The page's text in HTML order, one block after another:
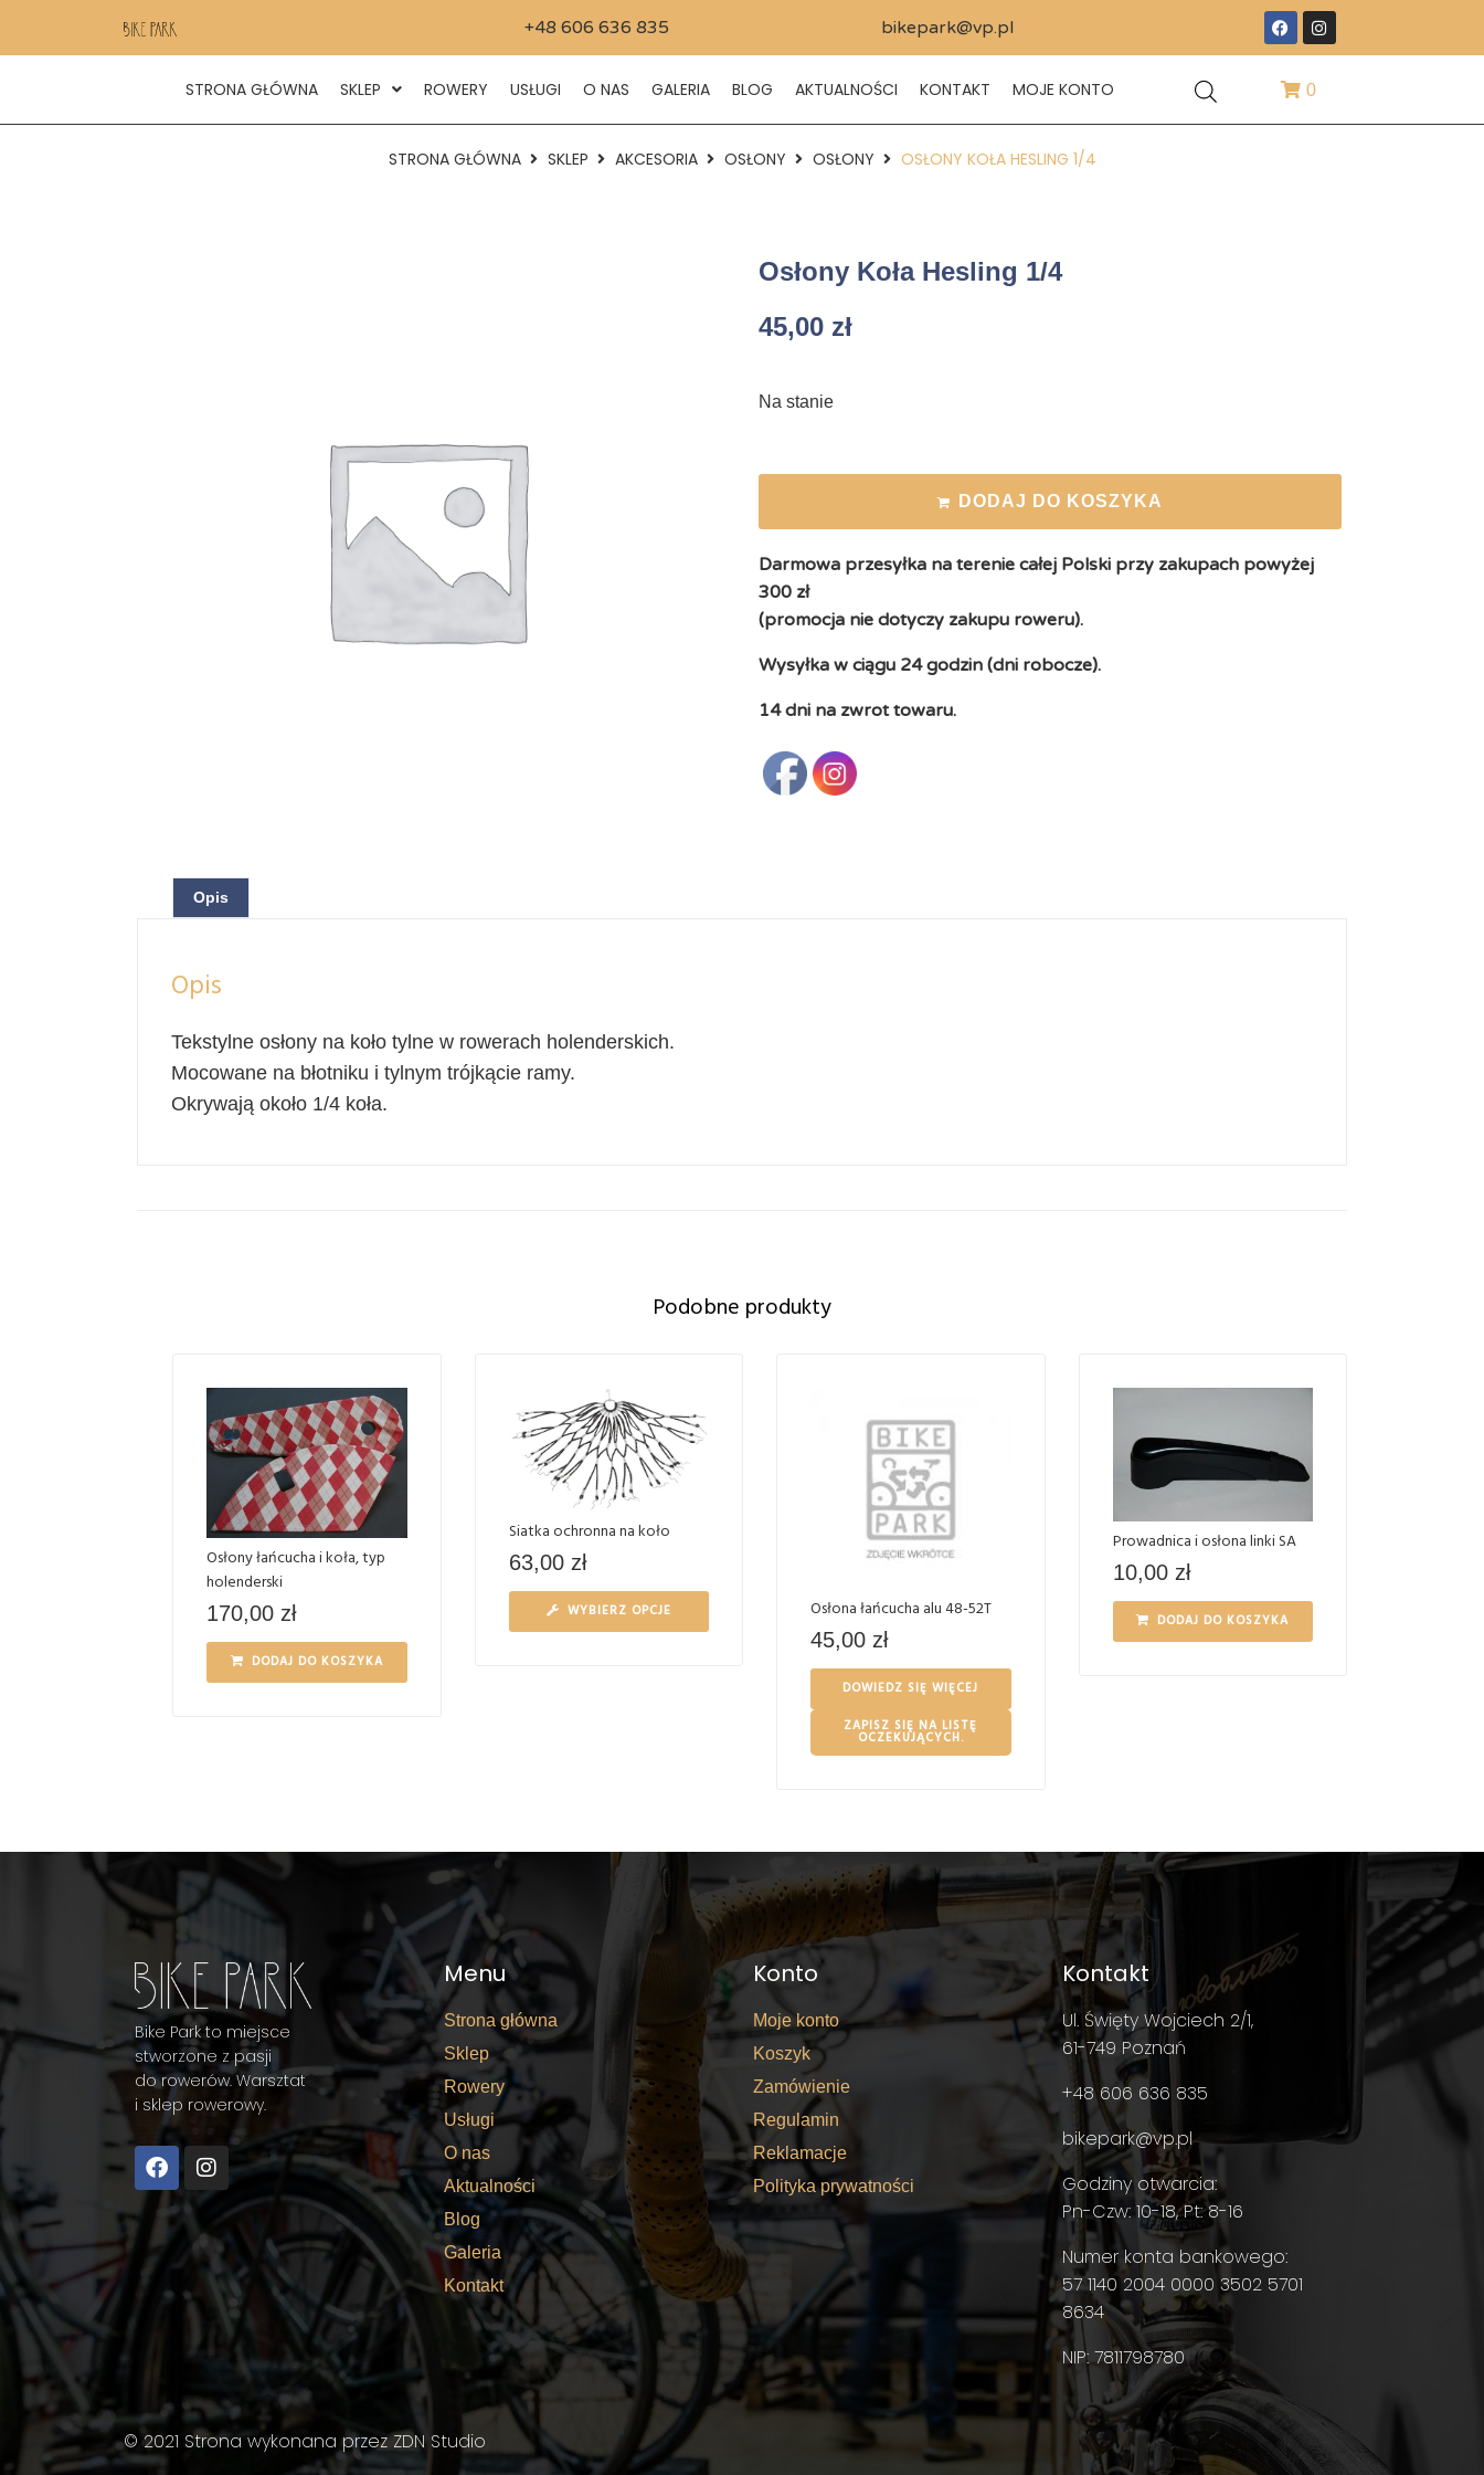
+48 606 636 835 bikepark@vp.pl
STRONA GŁÓWNA SKLEP ROWERY USŁUGI O NAS GALERIA BLOG AKTUALNOŚCI KONTAKT MOJE KONTO 0
STRONA GŁÓWNA SKLEP AKCESORIA OSŁONY OSŁONY OSŁONY KOŁA HESLING 1/4
Osłony Koła Hesling 1/4
45,00 zł
Na stanie
DODAJ DO KOSZYKA
Darmowa przesyłka na terenie całej Polski przy zakupach powyżej
300 zł
(promocja nie dotyczy zakupu roweru).
Wysyłka w ciągu 24 godzin (dni robocze).
14 dni na zwrot towaru.
Opis
Opis
Tekstylne osłony na koło tylne w rowerach holenderskich.
Mocowane na błotniku i tylnym trójkącie ramy.
Okrywają około 1/4 koła.
Podobne produkty
Osłony łańcucha i koła, typ
holenderski
170,00 zł
DODAJ DO KOSZYKA
Siatka ochronna na koło
63,00 zł
WYBIERZ OPCJE Osłona łańcucha alu 48-52T
45,00 zł
DOWIEDZ SIĘ WIĘCEJ
ZAPISZ SIĘ NA LISTĘ
OCZEKUJĄCYCH.
Prowadnica i osłona linki SA
10,00 zł
DODAJ DO KOSZYKA
Bike Park to miejsce
stworzone z pasji
do rowerów. Warsztat
i sklep rowerowy.
Menu
Strona główna
Sklep
Rowery
Usługi
O nas
Aktualności
Blog
Galeria
Kontakt
Konto
Moje konto
Koszyk
Zamówienie
Regulamin
Reklamacje
Polityka prywatności
Kontakt
Ul. Święty Wojciech 2/1,
61-749 Poznań
+48 606 636 835
bikepark@vp.pl
Godziny otwarcia:
Pn-Czw: 10-18, Pt: 8-16
Numer konta bankowego:
57 1140 2004 0000 3502 5701
8634
NIP: 7811798780
© 2021 Strona wykonana przezZDN Studio